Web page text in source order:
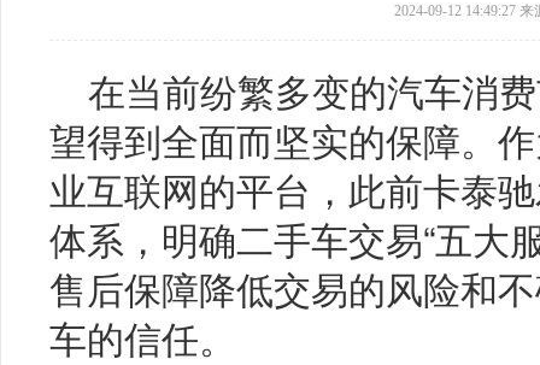
2024-09-12 14:49:27 来
在当前纷繁多变的汽车消
望得到全面而坚实的保障。
业互联网的平台，此前卡泰
体系，明确二手车交易“五大
售后保障降低交易的风险和
车的信任。